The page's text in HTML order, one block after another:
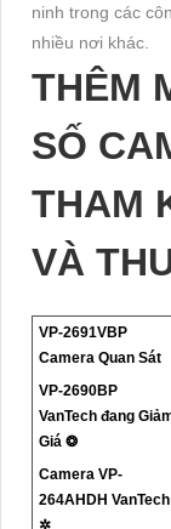
ninh trong các
nhiều nơi khác.
THÊM
SỐ
THAM
VÀ
VP-2691VBP
Camera Quan Sát
VP-2690BP
VanTech đang
Giá ❂
Camera VP-
264AHDH VanTech
✲